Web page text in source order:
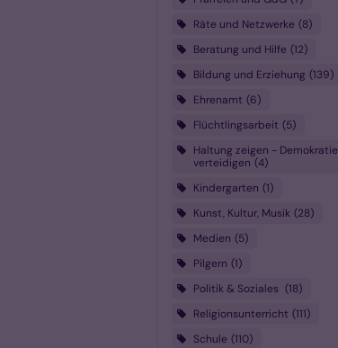
Räte und Netzwerke 8
Beratung und Hilfe 12
Bildung und Erziehung 139
Ehrenamt 6
Flüchtlingsarbeit 5
Haltung zeigen - Demokratie
verteidigen 4
Kindergarten 1
Kunst, Kultur, Musik 28
Medien 5
Pilgern 1
Politik & Soziales
18
Religionsunterricht 111
Schule 110